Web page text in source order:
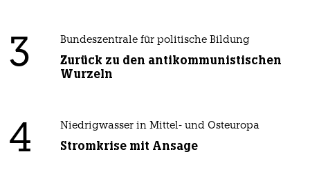
3 Bundeszentrale für politische Bildung
Zurück zu den antikommunistischen
Wurzeln
4 Niedrigwasser in Mittel- und Osteuropa
Stromkrise mit Ansage